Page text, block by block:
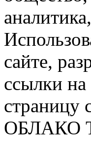
сайте,
ссылки
страницу
ОБЛАКО